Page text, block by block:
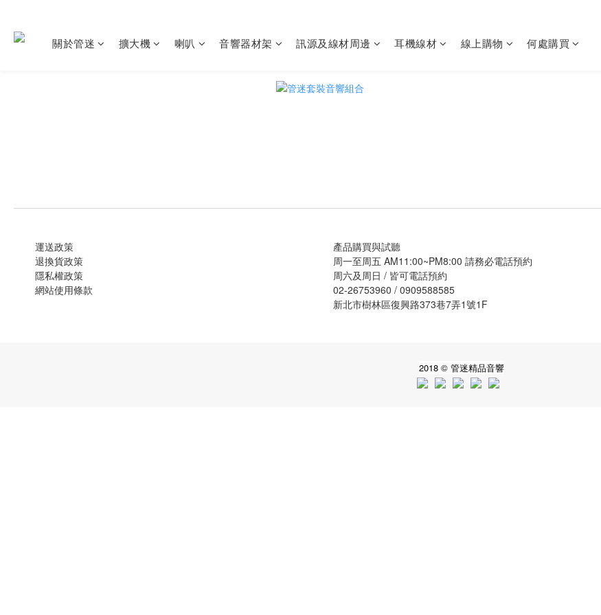
關於管迷 擴大機 喇叭 音響器材架 訊源及線材周邊 耳機線材 線上購物 何處購買
運送政策
退換貨政策
隱私權政策
網站使用條款
產品購買與試聽
周一至周五 AM11:00~PM8:00 請務必電話預約
周六及周日 / 皆可電話預約
02-26753960 / 0909588585
新北市樹林區復興路373巷7弄1號1F
2018 © 管迷精品音響